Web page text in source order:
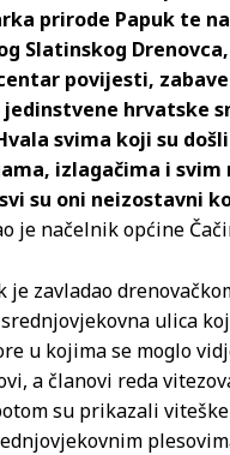
prirode Papuk te
Slatinskog
povijesti,
jedinstvene hrvatske
svima koji su
izlagačima i svim
su oni neizostavni
je načelnik općine
je zavladao
ulica
u kojima se moglo
a članovi reda
su prikazali